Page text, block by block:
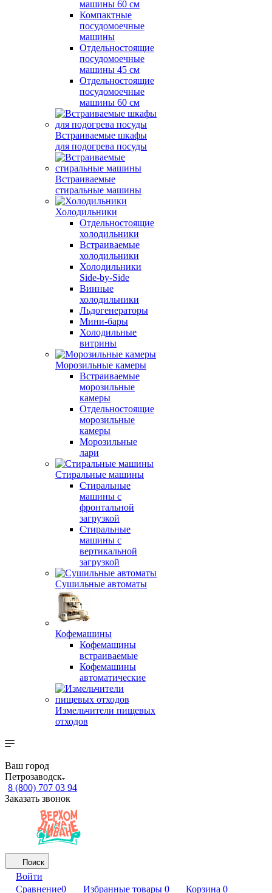
машины 60 см
Компактные
посудомоечные
машины
Отдельностоящие
посудомоечные
машины 45 см
Отдельностоящие
посудомоечные
машины 60 см
Встраиваемые шкафы
для подогрева посуды
Встраиваемые
стиральные машины
Холодильники
Отдельностоящие
холодильники
Встраиваемые
холодильники
Холодильники
Side-by-Side
Винные
холодильники
Льдогенераторы
Мини-бары
Холодильные
витрины
Морозильные камеры
Встраиваемые
морозильные
камеры
Отдельностоящие
морозильные
камеры
Морозильные
лари
Стиральные машины
Стиральные
машины с
фронтальной
загрузкой
Стиральные
машины с
вертикальной
загрузкой
Сушильные автоматы
Кофемашины
Кофемашины
встраиваемые
Кофемашины
автоматические
Измельчители пищевых
отходов
Ваш город
Петрозаводск
8 (800) 707 03 94
Заказать звонок
Поиск
Войти
Сравнение0 Избранные товары 0 Корзина 0